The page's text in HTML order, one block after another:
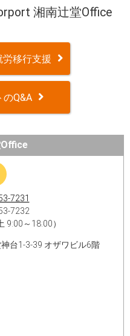
湘南辻堂Office
労移行支援
のQ&A
7231
7232
9:00～18:00）
台1-3-39 オザワビル6階